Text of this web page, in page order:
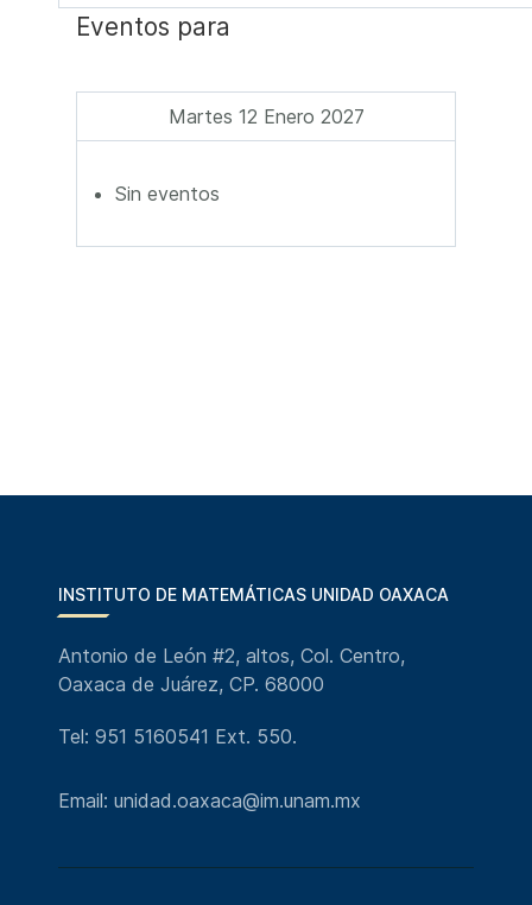
Eventos para
Martes 12 Enero 2027
Sin eventos
INSTITUTO DE MATEMÁTICAS UNIDAD OAXACA
Antonio de León #2, altos, Col. Centro,
Oaxaca de Juárez, CP. 68000
Tel: 951 5160541 Ext. 550.
Email: unidad.oaxaca@im.unam.mx